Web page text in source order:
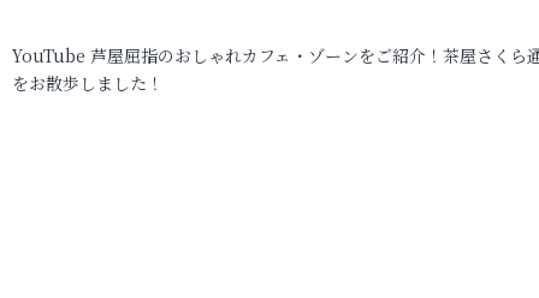
YouTube 芦屋屈指のおしゃれカフェ・ゾーンをご紹介！茶屋さくら
をお散歩しました！